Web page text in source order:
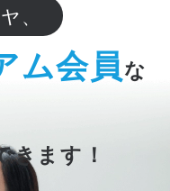
、
ム会員 な
きます！